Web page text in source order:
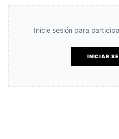
Inicie sesión para
INICIAR